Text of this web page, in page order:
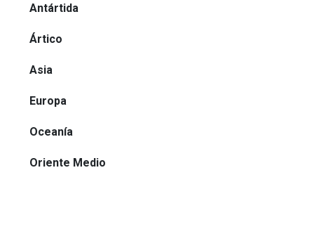
Antártida
Ártico
Asia
Europa
Oceanía
Oriente Medio